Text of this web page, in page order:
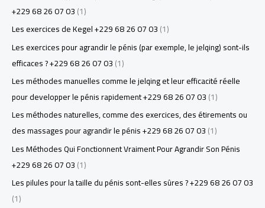
+229 68 26 07 03(1)
Les exercices de Kegel +229 68 26 07 03(1)
Les exercices pour agrandir le pénis (par exemple, le jelqing) sont-ils
efficaces ? +229 68 26 07 03(1)
Les méthodes manuelles comme le jelqing et leur efficacité réelle
pour developper le pénis rapidement +229 68 26 07 03(1)
Les méthodes naturelles, comme des exercices, des étirements ou
des massages pour agrandir le pénis +229 68 26 07 03(1)
Les Méthodes Qui Fonctionnent Vraiment Pour Agrandir Son Pénis
+229 68 26 07 03(1)
Les pilules pour la taille du pénis sont-elles sûres ? +229 68 26 07 03
(1)